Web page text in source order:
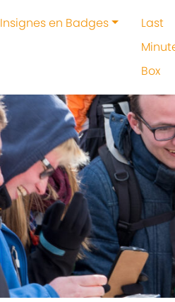
Insignes en Badges
Last
Box